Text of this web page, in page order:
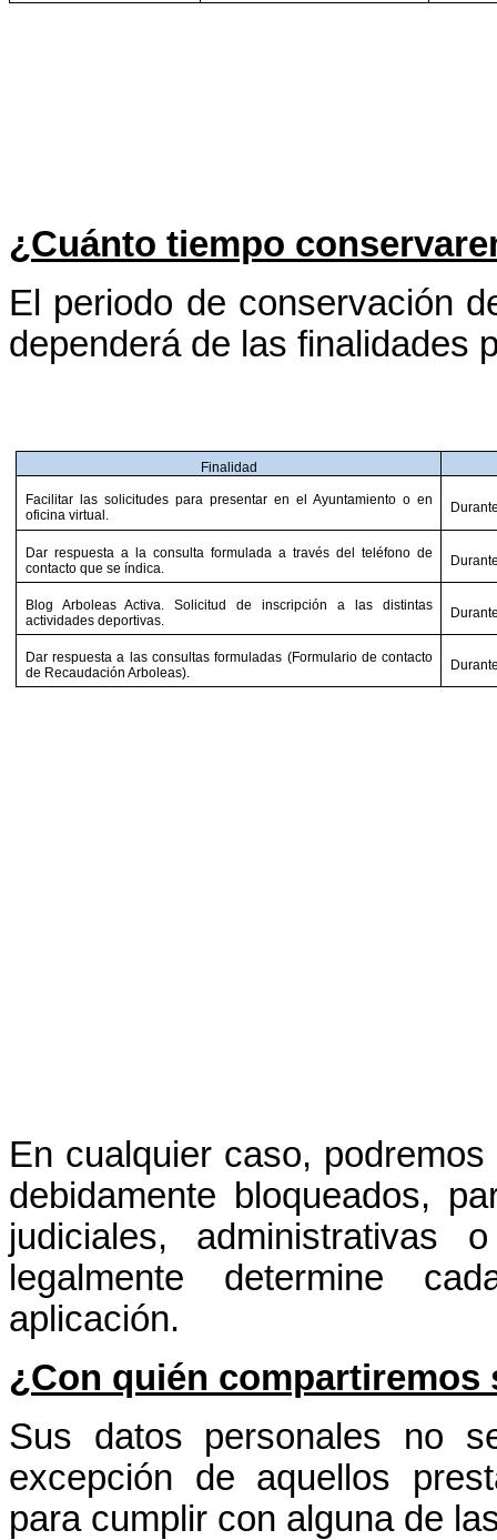
¿Cuánto tiempo
El periodo de conservación
dependerá de las finalidades
Finalidad
Facilitar las solicitudes para presentar en el Ayuntamiento o en
oficina virtual.
Dar respuesta a la consulta formulada a través del teléfono de
contacto que se índica.
Blog Arboleas Activa. Solicitud de inscripción a las distintas
actividades deportivas.
Dar respuesta a las consultas formuladas (Formulario de contacto
de Recaudación Arboleas).
En cualquier caso,
debidamente bloqueados,
judiciales,
legalmente determine
aplicación.
¿Con quién compartiremos
Sus datos personales no
excepción de aquellos
para cumplir con alguna de